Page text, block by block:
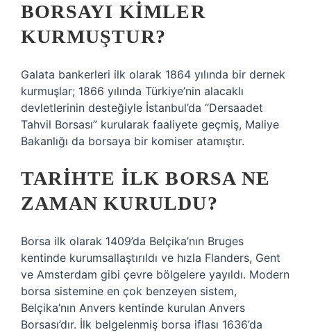
BORSAYI KIMLER
KURMUŞTUR?
Galata bankerleri ilk olarak 1864 yılında bir dernek
kurmuşlar; 1866 yılında Türkiye’nin alacaklı
devletlerinin desteğiyle İstanbul’da “Dersaadet
Tahvil Borsası” kurularak faaliyete geçmiş, Maliye
Bakanlığı da borsaya bir komiser atamıştır.
TARIHTE ILK BORSA NE
ZAMAN KURULDU?
Borsa ilk olarak 1409’da Belçika’nın Bruges
kentinde kurumsallaştırıldı ve hızla Flanders, Gent
ve Amsterdam gibi çevre bölgelere yayıldı. Modern
borsa sistemine en çok benzeyen sistem,
Belçika’nın Anvers kentinde kurulan Anvers
Borsası’dır. İlk belgelenmiş borsa iflası 1636’da